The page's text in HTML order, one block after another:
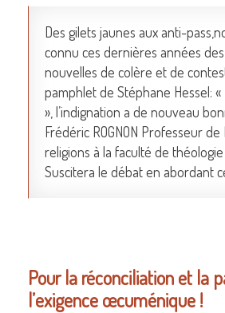
Des gilets jaunes aux anti-
connu ces dernières années
nouvelles de colère et de
pamphlet de Stéphane Hessel:
», l’indignation a de nouveau
Frédéric ROGNON Professeur
religions à la faculté de
Suscitera le débat en abordant
Pour la réconciliation et la
l’exigence œcuménique !